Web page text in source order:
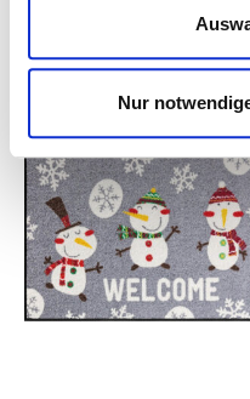
Nur
Lieferzeit:2 - 5 Tage